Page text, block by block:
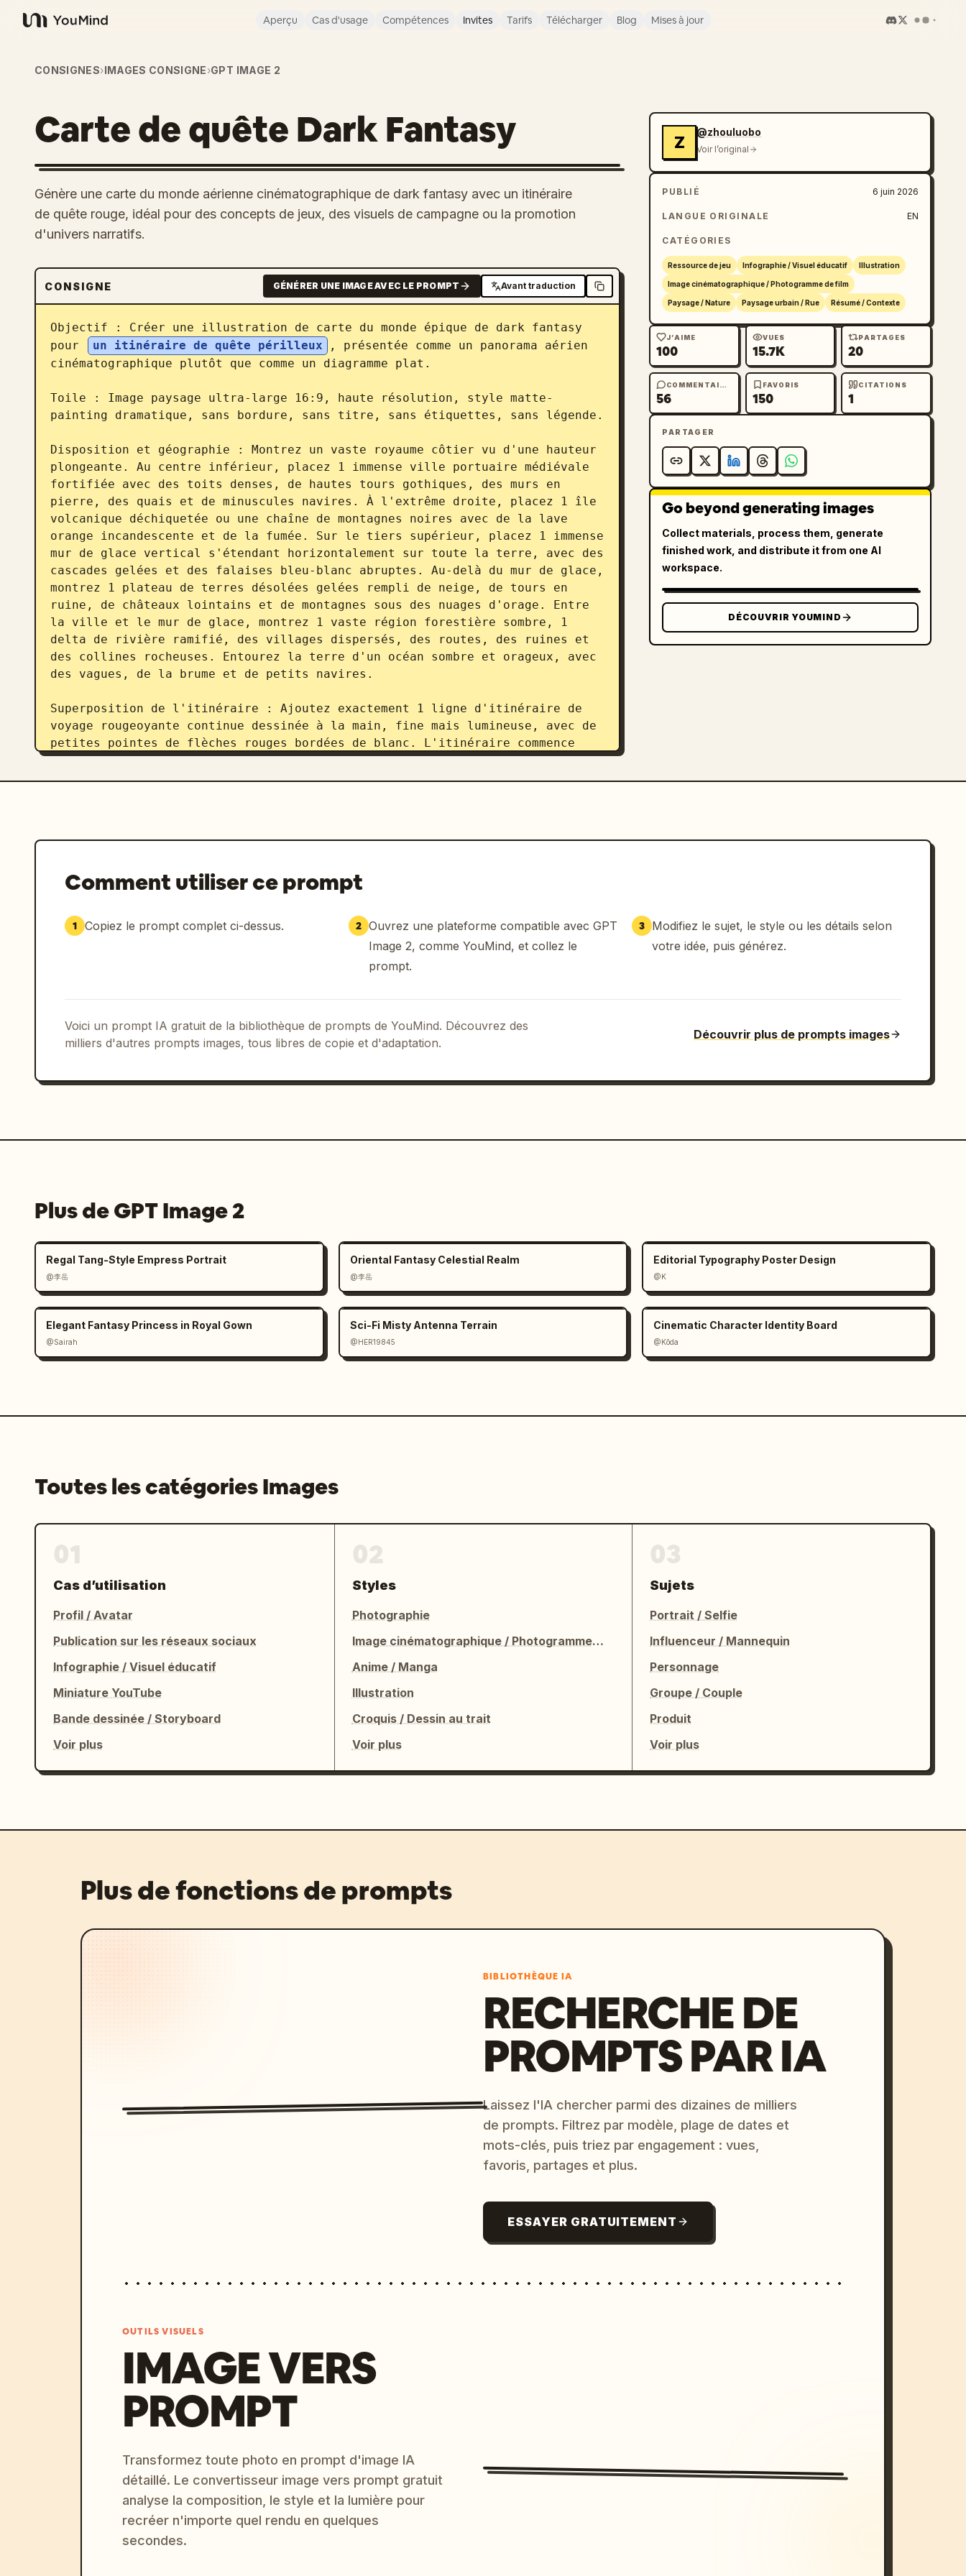
YouMind
Aperçu Cas d'usage Compétences Invites Tarifs Télécharger Blog Mises à jour
CONSIGNES›IMAGES CONSIGNE›GPT IMAGE 2
Carte de quête Dark Fantasy
Génère une carte du monde aérienne cinématographique de dark fantasy avec un itinéraire
de quête rouge, idéal pour des concepts de jeux, des visuels de campagne ou la promotion
d'univers narratifs.
CONSIGNE GÉNÉRER UNE IMAGE AVEC LE PROMPT Avant traduction
Objectif : Créer une illustration de carte du monde épique de dark fantasy
pour
un itinéraire de quête périlleux
, présentée comme un panorama aérien
cinématographique plutôt que comme un diagramme plat.
Toile : Image paysage ultra-large 16:9, haute résolution, style matte-
painting dramatique, sans bordure, sans titre, sans étiquettes, sans légende.
Disposition et géographie : Montrez un vaste royaume côtier vu d'une hauteur
plongeante. Au centre inférieur, placez 1 immense ville portuaire médiévale
fortifiée avec des toits denses, de hautes tours gothiques, des murs en
pierre, des quais et de minuscules navires. À l'extrême droite, placez 1 île
volcanique déchiquetée ou une chaîne de montagnes noires avec de la lave
orange incandescente et de la fumée. Sur le tiers supérieur, placez 1 immense
mur de glace vertical s'étendant horizontalement sur toute la terre, avec des
cascades gelées et des falaises bleu-blanc abruptes. Au-delà du mur de glace,
montrez 1 plateau de terres désolées gelées rempli de neige, de tours en
ruine, de châteaux lointains et de montagnes sous des nuages d'orage. Entre
la ville et le mur de glace, montrez 1 vaste région forestière sombre, 1
delta de rivière ramifié, des villages dispersés, des routes, des ruines et
des collines rocheuses. Entourez la terre d'un océan sombre et orageux, avec
des vagues, de la brume et de petits navires.
Superposition de l'itinéraire : Ajoutez exactement 1 ligne d'itinéraire de
voyage rougeoyante continue dessinée à la main, fine mais lumineuse, avec de
petites pointes de flèches rouges bordées de blanc. L'itinéraire commence
près de la ville portuaire, traverse la mer vers l'île volcanique, puis
revient vers la ville, serpente vers le nord à travers la ville fortifiée,
portuaire, 3 à travers les terres centrales boisées, 1 au passage du mur de
glace et 3 à travers le plateau enneigé du nord.
Style visuel : Concept art fantastique cinématographique hyper-détaillé,
échelle réaliste, palette bleu-gris désaturée, éclairage d'orage froid,
nuages atmosphériques, brouillard volumétrique, détails de terrain nets,
superposition d'itinéraire rouge nette comme une carte de campagne
stratégique. L'ambiance doit être dangereuse, épique et adaptée à une
révélation de jeu fantastique ou à un visuel de planification de quête.
utilisateur, aucune rose des vents, aucun gros plan sur des personnages,
peinte comme un chemin de quête annoté.
Z
@zhouluobo
Voir l’original
PUBLIÉ 6 juin 2026
LANGUE ORIGINALE EN
CATÉGORIES
Ressource de jeu Infographie / Visuel éducatif Illustration
Image cinématographique / Photogramme de film
Paysage / Nature Paysage urbain / Rue Résumé / Contexte
J’AIME
100
VUES
15.7K
PARTAGES
20
COMMENTAIRES
56
FAVORIS
150
CITATIONS
1
PARTAGER
Go beyond generating images
Collect materials, process them, generate
finished work, and distribute it from one AI
workspace.
DÉCOUVRIR YOUMIND
Comment utiliser ce prompt
1 Copiez le prompt complet ci-dessus. 2 Ouvrez une plateforme compatible avec GPT
Image 2, comme YouMind, et collez le
prompt.
3
Modifiez le sujet, le style ou les détails selon
votre idée, puis générez.
Voici un prompt IA gratuit de la bibliothèque de prompts de YouMind. Découvrez des
milliers d'autres prompts images, tous libres de copie et d'adaptation.
Découvrir plus de prompts images
Plus de GPT Image 2
Regal Tang-Style Empress Portrait
@李岳
Oriental Fantasy Celestial Realm
@李岳
Editorial Typography Poster Design
@K
Elegant Fantasy Princess in Royal Gown
@Sairah
Sci-Fi Misty Antenna Terrain
@HER19845
Cinematic Character Identity Board
@Kōda
Toutes les catégories Images
Cas d’utilisation
Profil / Avatar
Publication sur les réseaux sociaux
Infographie / Visuel éducatif
Miniature YouTube
Bande dessinée / Storyboard
Voir plus
Styles
Photographie
Image cinématographique / Photogramme de film
Anime / Manga
Illustration
Croquis / Dessin au trait
Voir plus
Sujets
Portrait / Selfie
Influenceur / Mannequin
Personnage
Groupe / Couple
Produit
Voir plus
Plus de fonctions de prompts
BIBLIOTHÈQUE IA
RECHERCHE DE
PROMPTS PAR IA
Laissez l'IA chercher parmi des dizaines de milliers
de prompts. Filtrez par modèle, plage de dates et
mots-clés, puis triez par engagement : vues,
favoris, partages et plus.
ESSAYER GRATUITEMENT
OUTILS VISUELS
IMAGE VERS
PROMPT
Transformez toute photo en prompt d'image IA
détaillé. Le convertisseur image vers prompt gratuit
analyse la composition, le style et la lumière pour
recréer n'importe quel rendu en quelques
secondes.